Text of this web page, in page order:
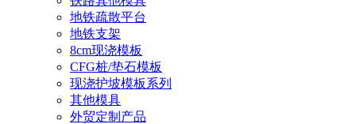
地铁疏散平台
地铁支架
8cm现浇模板
CFG桩/垫石模板
现浇护坡模板系列
其他模具
外贸定制产品